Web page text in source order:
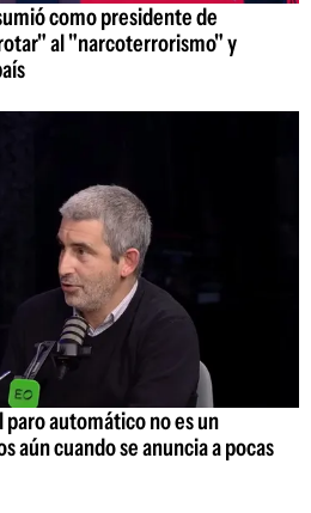
como presidente de
al "narcoterrorismo" y
paro automático no es un
aún cuando se anuncia a pocas